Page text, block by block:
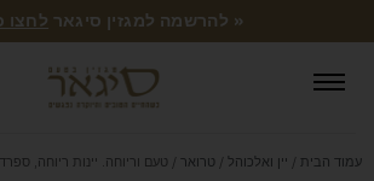
« להרשמה למגזין סיגאר לחצו
עמוד הבית / יין ואלכוהל / טרואר / טעם וריוחה. יינות ריוחה, ספרד